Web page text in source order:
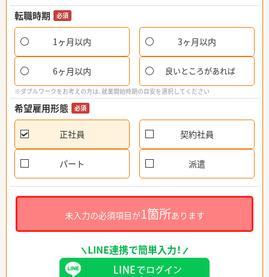
転職時期 必須
1ヶ月以内 3ヶ月以内
6ヶ月以内 良いところがあれば
※ダブルワークをお考えの方は、就業開始時期の目安を選択してください
希望雇用形態 必須
正社員 契約社員
パート 派遣
未入力の必須項目が1箇所あります
LINE連携で簡単入力！